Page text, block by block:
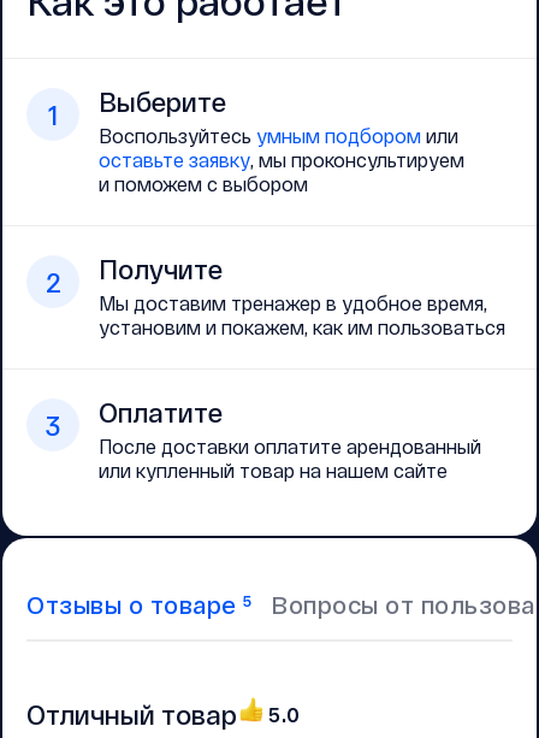
1 Выберите
Воспользуйтесь умным подбором или
оставьте заявку, мы проконсультируем
и поможем с выбором
2 Получите
Мы доставим тренажер в удобное время,
установим и покажем, как им пользоваться
3 Оплатите
После доставки оплатите арендованный
или купленный товар на нашем сайте
Отзывы о товаре 5 Вопросы от
Отличный товар 5.0